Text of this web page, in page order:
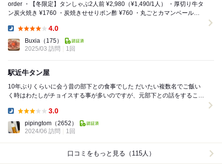
order ・【冬限定】タンしゃぶ2人前 ¥2,980（¥1,490/1人） ・厚切り牛タ
ン炭火焼き ¥1760 ・炭焼きせせりポン酢 ¥760 ・丸ごとカマンベール
4.0
Buxia （175）
2025/03 訪問
1回
駅近牛タン屋
10年ぶりくらいに会う昔の部下との食事でした だいたい複数名でご飯い
く時はわたしがチョイスする事が多いのですが、元部下との話をすること
3.0
pipingtom （2652）
2024/06 訪問
1回
口コミをもっと見る（115人）